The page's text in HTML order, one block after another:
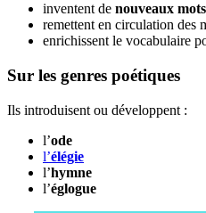
inventent de nouveaux mots
remettent en circulation des
enrichissent le vocabulaire
Sur les genres poétiques
Ils introduisent ou développent :
l’ode
l’élégie
l’hymne
l’églogue